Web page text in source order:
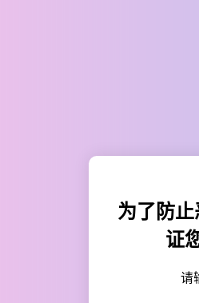
为了防
证
请